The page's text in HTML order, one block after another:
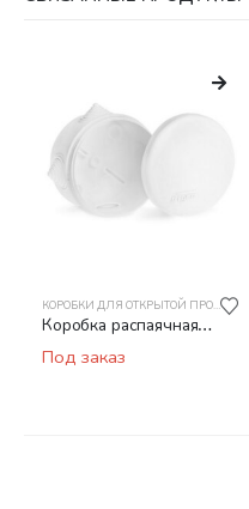
КОРОБКИ ДЛЯ ОТКРЫТОЙ ПРОВОДКИ
Коробка распаячная
TYCO 67020 Для
открытой проводки
Под заказ